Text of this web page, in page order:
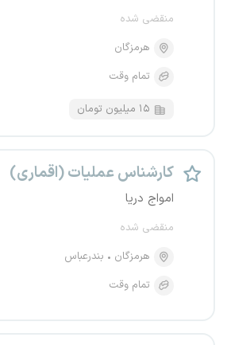
منقضی شده
هرمزگان
تمام وقت
۱۵ میلیون تومان
کارشناس عملیات (اقماری)
امواج دریا
منقضی شده
هرمزگان
بندرعباس
تمام وقت